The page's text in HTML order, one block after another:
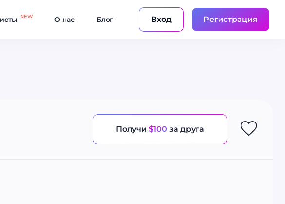
NEW О нас Блог Вход Регистрация
Получи $100 за друга